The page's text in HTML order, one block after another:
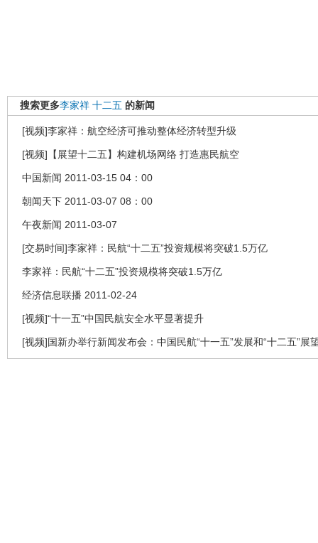
搜索更多李家祥 十二五 的新闻
[视频]李家祥：航空经济可推动整体经济转型升级
[视频]【展望十二五】构建机场网络 打造惠民航空
中国新闻 2011-03-15 04：00
朝闻天下 2011-03-07 08：00
午夜新闻 2011-03-07
[交易时间]李家祥：民航“十二五”投资规模将突破1.5万亿
李家祥：民航“十二五”投资规模将突破1.5万亿
经济信息联播 2011-02-24
[视频]“十一五”中国民航安全水平显著提升
[视频]国新办举行新闻发布会：中国民航“十一五”发展和“十二五”展